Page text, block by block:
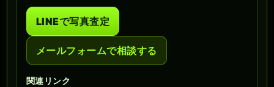
LINEで写真査定
メールフォームで相談する
関連リンク